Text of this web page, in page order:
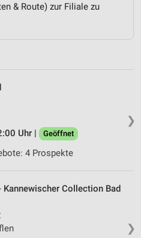
& Route) zur Filiale zu
❯
Uhr |
Geöffnet
4 Prospekte
❯
Kannewischer Collection Bad